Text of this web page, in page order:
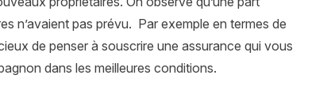
n’avaient pas prévu. Par exemple en termes de
de penser à souscrire une assurance qui vous
dans les meilleures conditions.